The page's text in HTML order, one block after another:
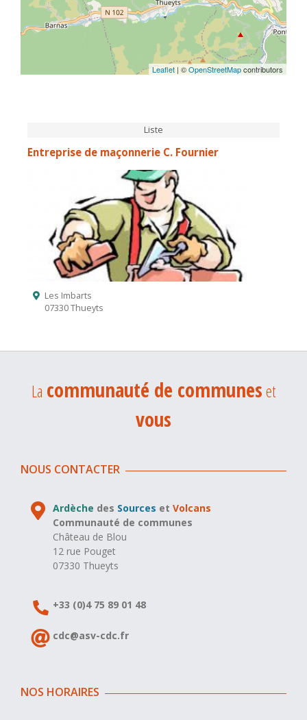
Leaflet | ©OpenStreetMapcontributors
Liste
Entreprise de maçonnerie C. Fournier
Les Imbarts
07330 Thueyts
La communauté de communeset
vous
NOUS CONTACTER
Ardèche des Sources etVolcans
Communauté de communes
Château de Blou
12 rue Pouget
07330 Thueyts
+33 (0)4 75 89 01 48
cdc@asv-cdc.fr
NOS HORAIRES